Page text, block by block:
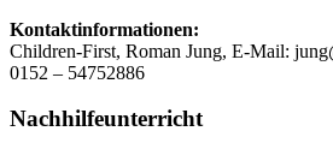
Kontaktinformationen:
Children-First, Roman Jung, E-Mail:
0152 – 54752886
Nachhilfeunterricht